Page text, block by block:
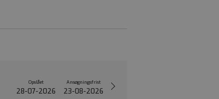
Opslået
28-07-2026
Ansøgningsfrist
23-08-2026